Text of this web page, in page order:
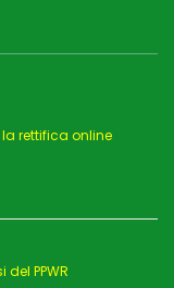
rettifica online
PPWR